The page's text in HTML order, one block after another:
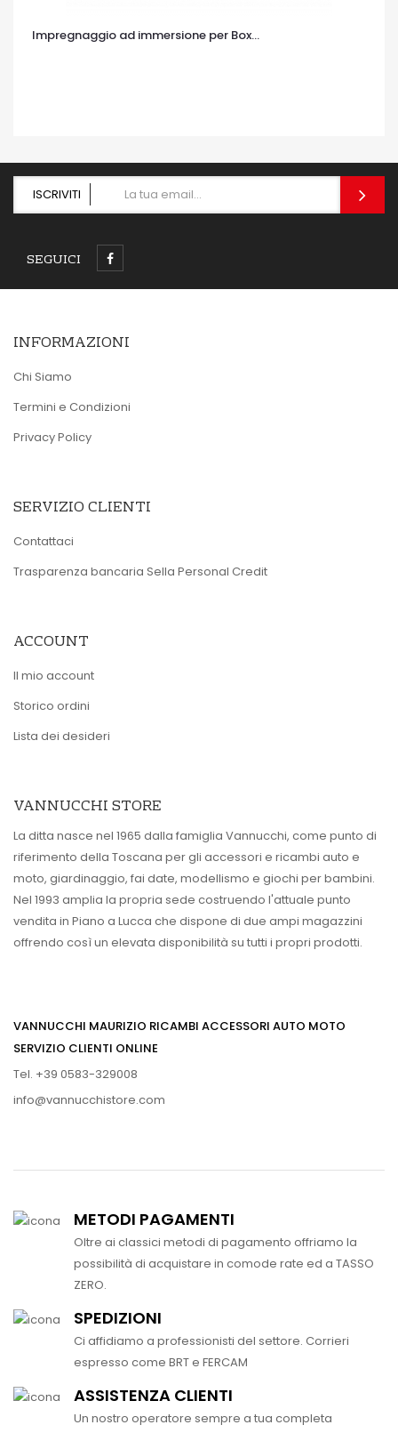
Impregnaggio ad immersione per Box...
ISCRIVITI
SEGUICI
INFORMAZIONI
Chi Siamo
Termini e Condizioni
Privacy Policy
SERVIZIO CLIENTI
Contattaci
Trasparenza bancaria Sella Personal Credit
ACCOUNT
Il mio account
Storico ordini
Lista dei desideri
VANNUCCHI STORE
La ditta nasce nel 1965 dalla famiglia Vannucchi, come punto di
riferimento della Toscana per gli accessori e ricambi auto e
moto, giardinaggio, fai date, modellismo e giochi per bambini.
Nel 1993 amplia la propria sede costruendo l'attuale punto
vendita in Piano a Lucca che dispone di due ampi magazzini
offrendo così un elevata disponibilità su tutti i propri prodotti.
VANNUCCHI MAURIZIO RICAMBI ACCESSORI AUTO MOTO
SERVIZIO CLIENTI ONLINE
Tel. +39 0583-329008
info@vannucchistore.com
METODI PAGAMENTI
Oltre ai classici metodi di pagamento offriamo la
possibilità di acquistare in comode rate ed a TASSO
ZERO.
SPEDIZIONI
Ci affidiamo a professionisti del settore. Corrieri
espresso come BRT e FERCAM
ASSISTENZA CLIENTI
Un nostro operatore sempre a tua completa